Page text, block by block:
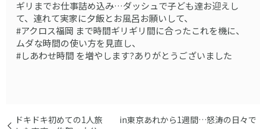
ギリまでお仕事詰め込み…ダッシュで子ども達お迎えし
て、連れて実家に夕飯とお風呂お願いして、
#アクロス福岡 まで時間ギリギリ間に合ったこれを機に、
ムダな時間の使い方を見直し、
#しあわせ時間 を増やします?ありがとうございました
ドキドキ初めての1人旅 in東京あれから1週間…怒涛の日々で